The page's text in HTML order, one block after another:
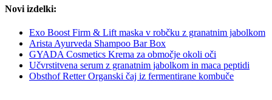
Novi izdelki:
Exo Boost Firm & Lift maska v robčku z granatnim jabolkom
Arista Ayurveda Shampoo Bar Box
GYADA Cosmetics Krema za območje okoli oči
Učvrstitvena serum z granatnim jabolkom in maca peptidi
Obsthof Retter Organski čaj iz fermentirane kombuče